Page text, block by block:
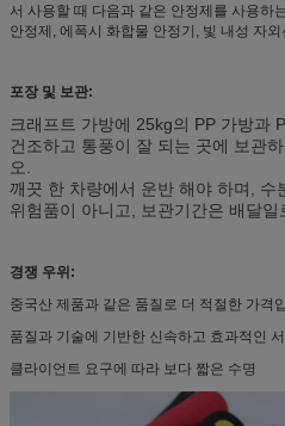
서 사용할 때 다음과 같은 안정제를 사용하
안정제, 에폭시 화합물 안정기, 빛 내성 자외
포장 및 보관:
크래프트 가방에 25kg의 PP 가방과
건조하고 통풍이 잘 되는 곳에 보관
오.
깨끗 한 차량에서 운반 해야 하며, 수
위험품이 아니고, 보관기간은 배달일
경쟁 우위:
중국산 제품과 같은 품질로 더 적절한 가격
품질과 기술에 기반한 신속하고 효과적인
클라이언트 요구에 따라 보다 짧은 수명